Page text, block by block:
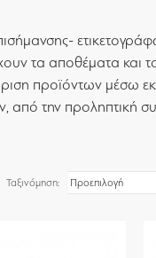
τα αποθέματα και
προϊόντων μέσω
από την προληπτική
Ταξινόμηση: